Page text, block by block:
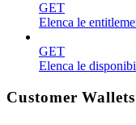
GET
Elenca le
GET
Elenca le
Customer Wallets